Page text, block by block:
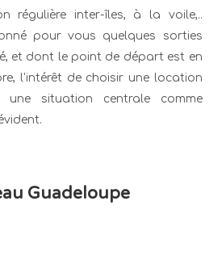
régulière inter-îles, à la voile,..
pour vous quelques sorties
et dont le point de départ est en
l'intérêt de choisir une location
une situation centrale comme
Guadeloupe